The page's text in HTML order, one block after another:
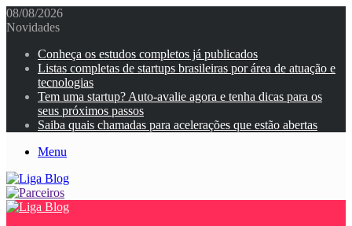
08/08/2026
Novidades
Conheça os estudos completos já publicados
Listas completas de startups brasileiras por área de atuação e
tecnologias
Tem uma startup? Auto-avalie agora e tenha dicas para os
seus próximos passos
Saiba quais chamadas para acelerações que estão abertas
Menu